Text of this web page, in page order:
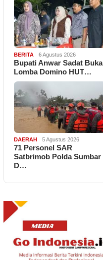
BERITA 6 Agustus 2026
Bupati Anwar Sadat Buka
Lomba Domino HUT…
DAERAH 5 Agustus 2026
71 Personel SAR
Satbrimob Polda Sumbar
D…